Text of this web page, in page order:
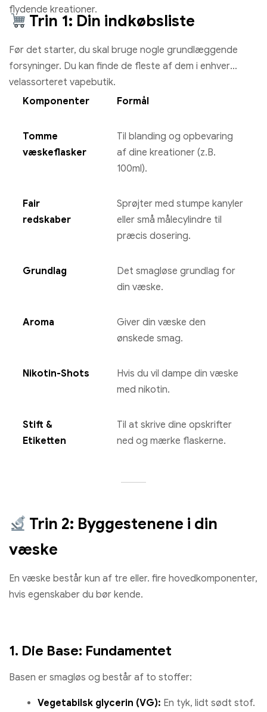
flydende kreationer.
Trin 1: Din indkøbsliste
Før det starter, du skal bruge nogle grundlæggende
forsyninger. Du kan finde de fleste af dem i enhver
velassorteret vapebutik.
Komponenter
Formål
Tomme
væskeflasker
Til blanding og opbevaring
af dine kreationer (z.B.
100ml).
Fair
redskaber
Sprøjter med stumpe kanyler
eller små målecylindre til
præcis dosering.
Grundlag
Det smagløse grundlag for
din væske.
Aroma
Giver din væske den
ønskede smag.
Nikotin-Shots
Hvis du vil dampe din væske
med nikotin.
Stift &
Etiketten
Til at skrive dine opskrifter
ned og mærke flaskerne.
Trin 2: Byggestenene i din
væske
En væske består kun af tre eller. fire hovedkomponenter,
hvis egenskaber du bør kende.
1. Die Base: Fundamentet
Basen er smagløs og består af to stoffer:
Vegetabilsk glycerin (VG): En tyk, lidt sødt stof.